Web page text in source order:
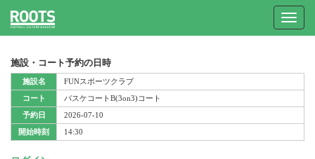
Toggle
施設・コート予約の日時
施設名
コート
予約日
開始時刻
FUNスポーツクラブ
バスケコートB(3on3)コート
2026-07-10
14:30